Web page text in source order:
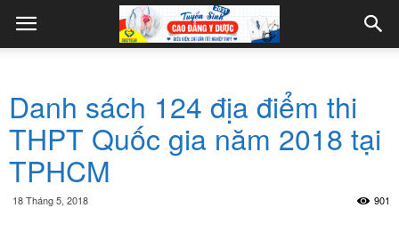
Danh sách 124 địa điểm thi
THPT Quốc gia năm 2018 tại
TPHCM
18 Tháng 5, 2018 901